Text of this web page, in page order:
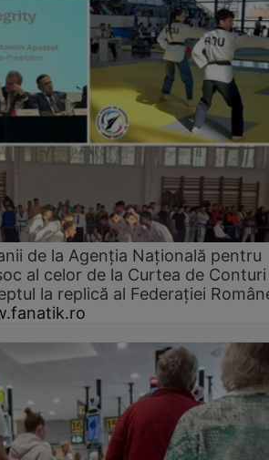
de la Agenția Națională pentru
al celor de la Curtea de Conturi
la replică al Federației